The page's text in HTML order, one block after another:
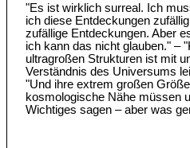
"Es ist wirklich surreal. Ich
ich diese Entdeckungen
zufällige Entdeckungen. Aber
ich kann das nicht glauben." –
ultragroßen Strukturen ist mit
Verständnis des Universums
"Und ihre extrem großen
kosmologische Nähe müssen
Wichtiges sagen – aber was